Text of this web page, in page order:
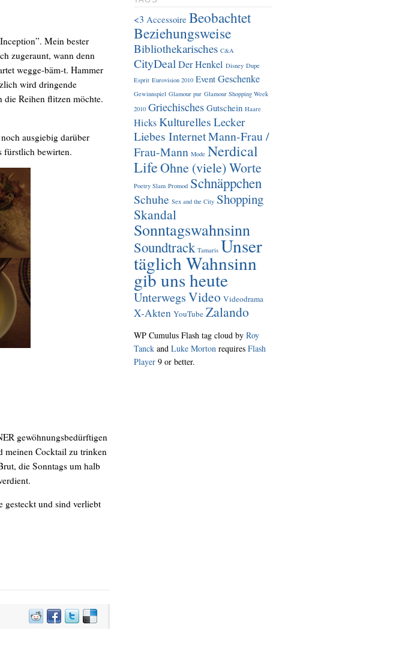
Mein bester
zugeraunt, wann denn
wegge-bäm-t. Hammer
wird dringende
Reihen flitzen möchte.
ausgiebig darüber
fürstlich bewirten.
gewöhnungsbedürftigen
meinen Cocktail zu trinken
die Sonntags um halb
gesteckt und sind verliebt
<3 Accessoire Beobachtet
Beziehungsweise
Bibliothekarisches C&A
CityDealDer Henkel Disney Dupe
Esprit Eurovision 2010 Event Geschenke
Gewinnspiel Glamour pur Glamour Shopping Week
2010 Griechisches Gutschein Haare
HicksKulturelles Lecker
Liebes InternetMann-Frau /
Frau-Mann Mode Nerdical
LifeOhne (viele) Worte
Poetry Slam Promod Schnäppchen
Schuhe Sex and the City Shopping
Skandal
Sonntagswahnsinn
Soundtrack Tamaris Unser
täglich Wahnsinn
gib uns heute
UnterwegsVideo Videodrama
X-Akten YouTube Zalando
WP Cumulus Flash tag cloud by Roy
Tanckand Luke Mortonrequires Flash
Player9 or better.